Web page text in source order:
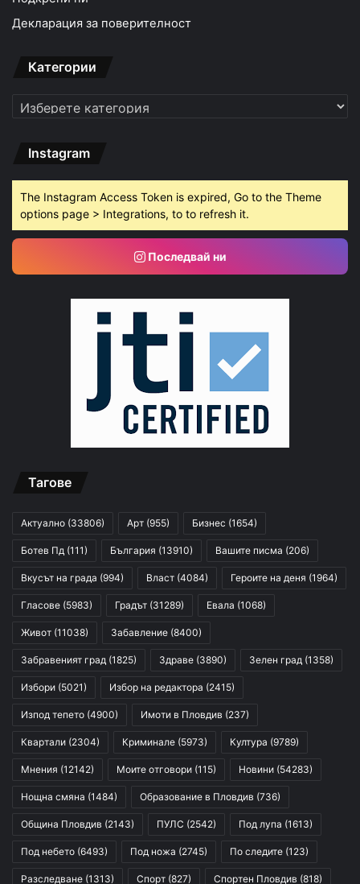
Декларация за поверителност
Категории
Категории
Instagram
The Instagram Access Token is expired, Go to the Theme
options page > Integrations, to to refresh it.
Последвай ни
Тагове
Актуално (33806) Арт (955) Бизнес (1654)
Ботев Пд (111) България (13910) Вашите писма (206)
Вкусът на града (994) Власт (4084) Героите на деня (1964)
Гласове (5983) Градът (31289) Евала (1068)
Живот (11038) Забавление (8400)
Забравеният град (1825) Здраве (3890) Зелен град (1358)
Избори (5021) Избор на редактора (2415)
Изпод тепето (4900) Имоти в Пловдив (237)
Квартали (2304) Криминале (5973) Култура (9789)
Мнения (12142) Моите отговори (115) Новини (54283)
Нощна смяна (1484) Образование в Пловдив (736)
Община Пловдив (2143) ПУЛС (2542) Под лупа (1613)
Под небето (6493) Под ножа (2745) По следите (123)
Разследване (1313) Спорт (827) Спортен Пловдив (818)